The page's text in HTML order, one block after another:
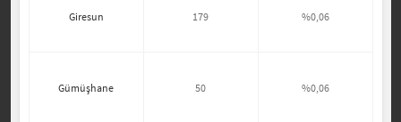
Giresun 179 %0,06
Gümüşhane 50 %0,06